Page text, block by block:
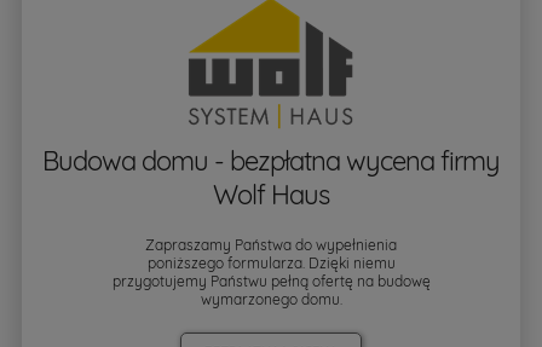
Budowa domu - bezpłatna wycena firmy
Wolf Haus
Zapraszamy Państwa do wypełnienia
poniższego formularza. Dzięki niemu
przygotujemy Państwu pełną ofertę na budowę
wymarzonego domu.